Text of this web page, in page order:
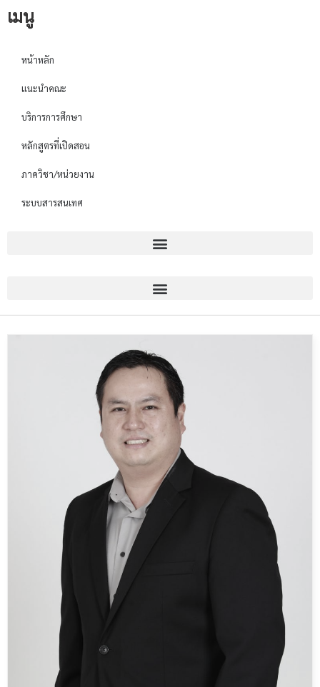
เมนู
หน้าหลัก
แนะนำคณะ
บริการการศึกษา
หลักสูตรที่เปิดสอน
ภาควิชา/หน่วยงาน
ระบบสารสนเทศ